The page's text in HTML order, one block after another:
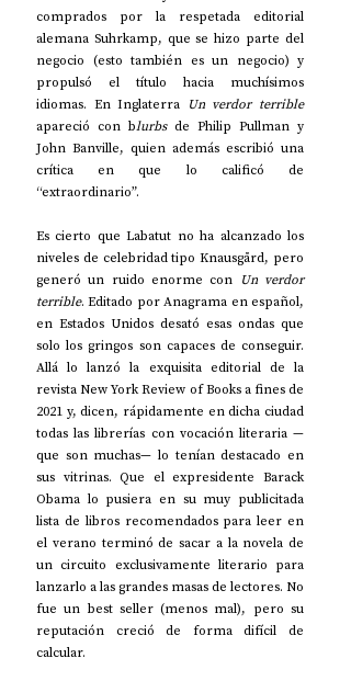
comprados por la respetada editorial
alemana Suhrkamp, que se hizo parte del
negocio (esto también es un negocio) y
propulsó el título hacia muchísimos
idiomas. En Inglaterra Un verdor terrible
apareció con blurbs de Philip Pullman y
John Banville, quien además escribió una
crítica en que lo calificó de
“extraordinario”.
Es cierto que Labatut no ha alcanzado los
niveles de celebridad tipo Knausgård, pero
generó un ruido enorme con Un verdor
terrible. Editado por Anagrama en español,
en Estados Unidos desató esas ondas que
solo los gringos son capaces de conseguir.
Allá lo lanzó la exquisita editorial de la
revista New York Review of Books a fines de
2021 y, dicen, rápidamente en dicha ciudad
todas las librerías con vocación literaria —
que son muchas— lo tenían destacado en
sus vitrinas. Que el expresidente Barack
Obama lo pusiera en su muy publicitada
lista de libros recomendados para leer en
el verano terminó de sacar a la novela de
un circuito exclusivamente literario para
lanzarlo a las grandes masas de lectores. No
fue un best seller (menos mal), pero su
reputación creció de forma difícil de
calcular.